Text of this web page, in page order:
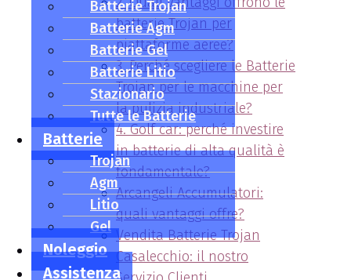
Batterie Trojan
Batterie Agm
Batterie Gel
Batterie Litio
Stazionario
Tutte le Batterie
Batterie
Trojan
Agm
Litio
Gel
Noleggio
Assistenza
batterie Trojan per
piattaforme aeree?
3. Perché scegliere le Batterie
Trojan per le macchine per
la pulizia industriale?
4. Golf car: perché investire
in batterie di alta qualità è
fondamentale?
Arcangeli Accumulatori:
quali vantaggi offre?
Vendita Batterie Trojan
Casalecchio: il nostro